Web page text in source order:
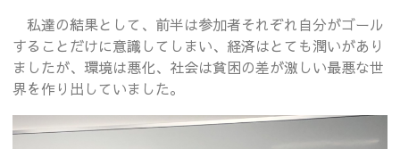
私達の結果として、前半は参加者それぞれ自分がゴール
することだけに意識してしまい、経済はとても潤いがあり
ましたが、環境は悪化、社会は貧困の差が激しい最悪な世
界を作り出していました。